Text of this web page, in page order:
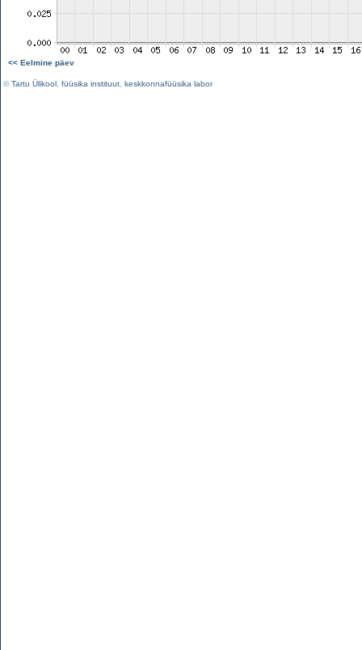
<< Eelmine päev
©Tartu Ülikool füüsika instituut keskkonnafüüsika labor